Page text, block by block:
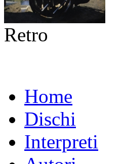
Retro
Home
Dischi
Interpreti